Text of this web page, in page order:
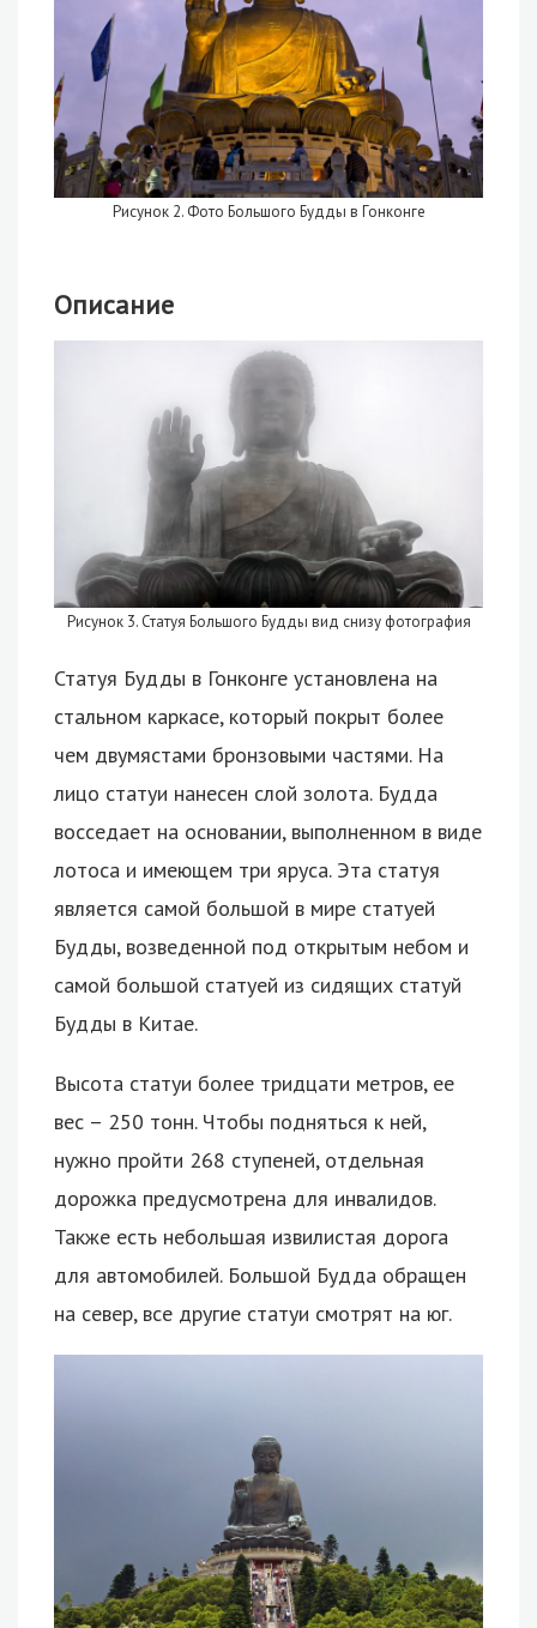
Рисунок 2. Фото Большого Будды в Гонконге
Описание
Рисунок 3. Статуя Большого Будды вид снизу фотография
Статуя Будды в Гонконге установлена на
стальном каркасе, который покрыт более
чем двумястами бронзовыми частями. На
лицо статуи нанесен слой золота. Будда
восседает на основании, выполненном в виде
лотоса и имеющем три яруса. Эта статуя
является самой большой в мире статуей
Будды, возведенной под открытым небом и
самой большой статуей из сидящих статуй
Будды в Китае.
Высота статуи более тридцати метров, ее
вес – 250 тонн. Чтобы подняться к ней,
нужно пройти 268 ступеней, отдельная
дорожка предусмотрена для инвалидов.
Также есть небольшая извилистая дорога
для автомобилей. Большой Будда обращен
на север, все другие статуи смотрят на юг.